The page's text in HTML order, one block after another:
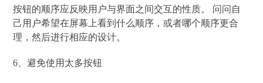
按钮的顺序应反映用户与界面之间交互的性质。 问问自
己用户希望在屏幕上看到什么顺序，或者哪个顺序更合
理，然后进行相应的设计。
6、避免使用太多按钮